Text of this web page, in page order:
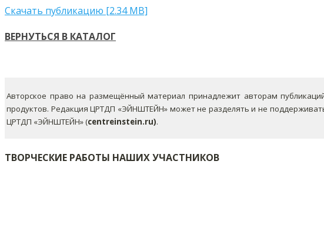
Скачать публикацию [2.34 MB]
ВЕРНУТЬСЯ В КАТАЛОГ
Авторское право на размещённый материал принадлежит авторам
продуктов. Редакция ЦРТДП «ЭЙНШТЕЙН» может не разделять и не
ЦРТДП «ЭЙНШТЕЙН» (centreinstein.ru).
ТВОРЧЕСКИЕ РАБОТЫ НАШИХ УЧАСТНИКОВ